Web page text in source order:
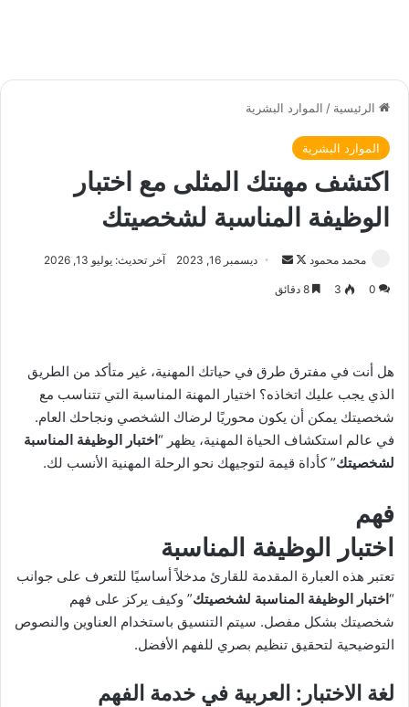
الرئيسية / الموارد البشرية
الموارد البشرية
اكتشف مهنتك المثلى مع اختبار
الوظيفة المناسبة لشخصيتك
محمد محمود
ت
ل
ى
ر
ي
د
ر
ديسمبر 16, 2023 آخر تحديث: يوليو 13, 2026
0
3
هل أنت في مفترق طرق في حياتك المهنية، غير متأكد من الطريق
الذي يجب عليك اتخاذه؟ اختيار المهنة المناسبة التي تتناسب مع
شخصيتك يمكن أن يكون محوريًا لرضاك الشخصي ونجاحك العام.
في عالم استكشاف الحياة المهنية، يظهر “اختبار الوظيفة المناسبة
لشخصيتك” كأداة قيمة لتوجيهك نحو الرحلة المهنية الأنسب لك.
فهم
اختبار الوظيفة المناسبة
تعتبر هذه العبارة المقدمة للقارئ مدخلاً أساسيًا للتعرف على جوانب
“اختبار الوظيفة المناسبة لشخصيتك” وكيف يركز على فهم
شخصيتك بشكل مفصل. سيتم التنسيق باستخدام العناوين والنصوص
التوضيحية لتحقيق تنظيم بصري للفهم الأفضل.
لغة الاختبار : العربية في خدمة الفهم